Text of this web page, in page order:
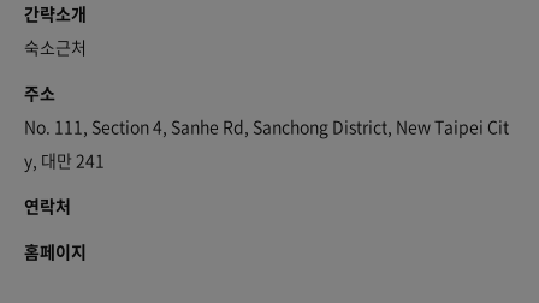
간략소개
숙소근처
주소
No. 111, Section 4, Sanhe Rd, Sanchong District, New Taipei Cit
y, 대만 241
연락처
홈페이지